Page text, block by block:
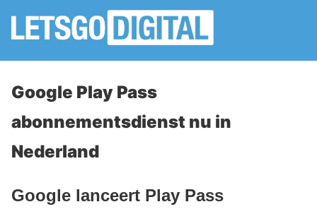
Google Play Pass
abonnementsdienst nu in
Nederland
Google lanceert Play Pass